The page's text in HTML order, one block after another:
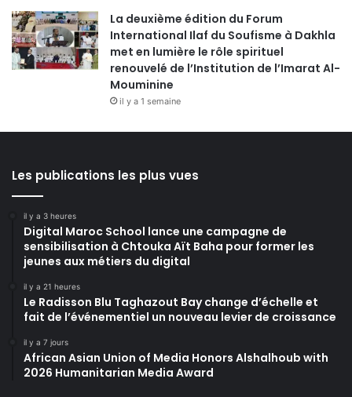
La deuxième édition du Forum
International Ilaf du Soufisme à Dakhla
met en lumière le rôle spirituel
renouvelé de l’Institution de l’Imarat Al-
Mouminine
il y a 1 semaine
Les publications les plus vues
il y a 3 heures
Digital Maroc School lance une campagne de
sensibilisation à Chtouka Aït Baha pour former les
jeunes aux métiers du digital
il y a 21 heures
Le Radisson Blu Taghazout Bay change d’échelle et
fait de l’événementiel un nouveau levier de croissance
il y a 7 jours
African Asian Union of Media Honors Alshalhoub with
2026 Humanitarian Media Award